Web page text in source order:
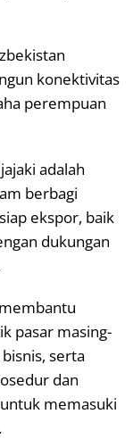
konektivitas
perempuan
adalah
berbagi
ekspor, baik
dukungan
pasar masing-
serta
dan
memasuki